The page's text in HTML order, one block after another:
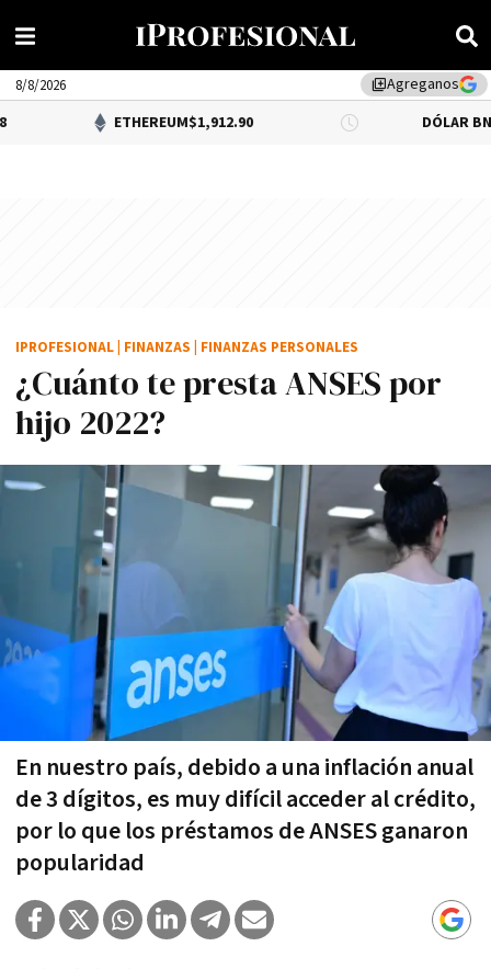
library_addAgreganos
8/8/2026
ETHEREUM$1,912.90 DÓLAR BNA
¿Cuánto te presta ANSES por
hijo 2022?
En nuestro país, debido a una inflación anual
de 3 dígitos, es muy difícil acceder al crédito,
por lo que los préstamos de ANSES ganaron
popularidad
IPROFESIONAL FINANZAS FINANZAS PERSONALES